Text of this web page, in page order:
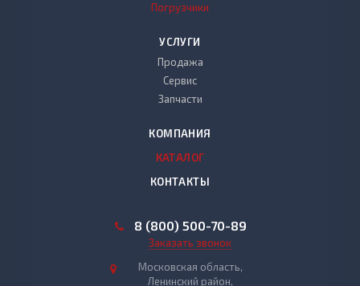
Погрузчики
УСЛУГИ
Продажа
Сервис
Запчасти
КОМПАНИЯ
КАТАЛОГ
КОНТАКТЫ
8 (800) 500-70-89
Заказать звонок
Московская область,
Ленинский район,